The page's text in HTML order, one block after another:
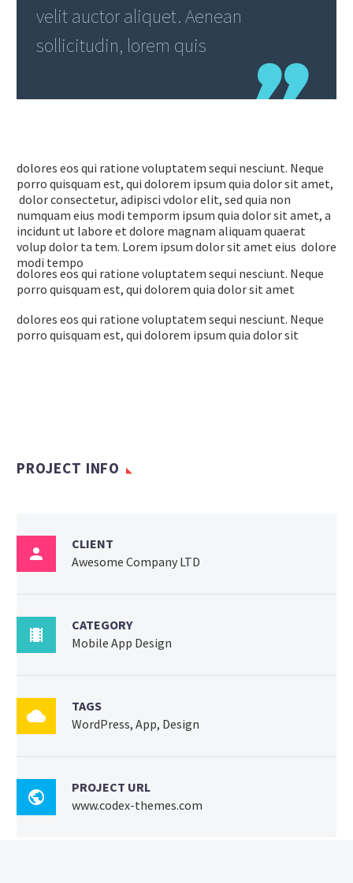
velit auctor aliquet. Aenean
sollicitudin, lorem quis
dolores eos qui ratione voluptatem sequi nesciunt. Neque
porro quisquam est, qui dolorem ipsum quia dolor sit amet,
dolor consectetur, adipisci vdolor elit, sed quia non
numquam eius modi temporm ipsum quia dolor sit amet, a
incidunt ut labore et dolore magnam aliquam quaerat
volup dolor ta tem. Lorem ipsum dolor sit amet eius dolore
modi tempo
dolores eos qui ratione voluptatem sequi nesciunt. Neque
porro quisquam est, qui dolorem quia dolor sit amet
dolores eos qui ratione voluptatem sequi nesciunt. Neque
porro quisquam est, qui dolorem ipsum quia dolor sit
PROJECT INFO

CLIENT
Awesome Company LTD

CATEGORY
Mobile App Design

TAGS
WordPress, App, Design

PROJECT URL
www.codex-themes.com